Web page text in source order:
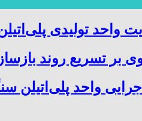
تولیدی
بر تسریع روند
واحد پلی‌اتیلن